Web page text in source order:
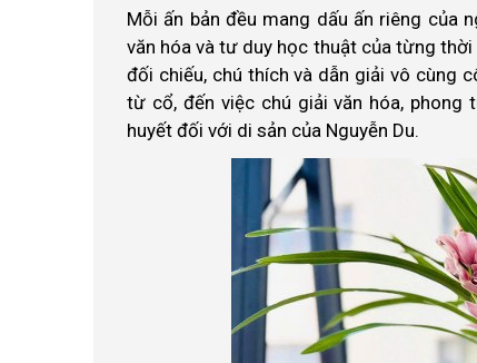
Mỗi ấn bản đều mang dấu ấn riêng của
văn hóa và tư duy học thuật của từng
đối chiếu, chú thích và dẫn giải vô cùng
từ cổ, đến việc chú giải văn hóa,
huyết đối với di sản của Nguyễn Du.